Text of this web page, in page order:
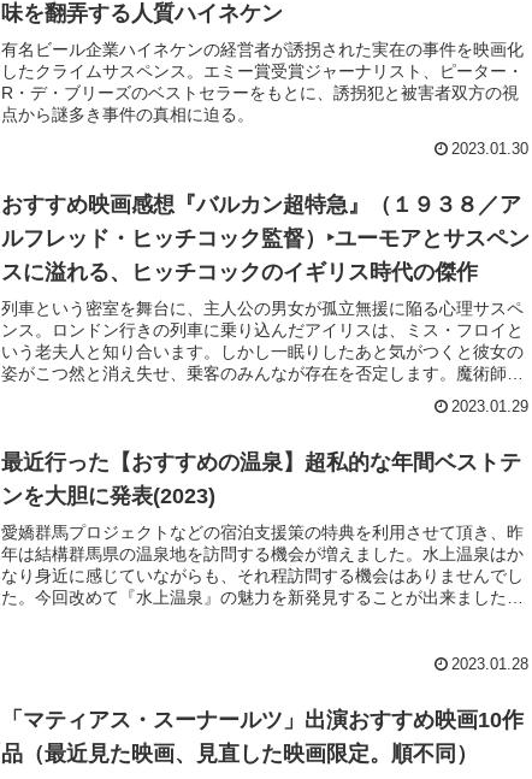
味を翻弄する人質ハイネケン
有名ビール企業ハイネケンの経営者が誘拐された実在の事件を映画化
したクライムサスペンス。エミー賞受賞ジャーナリスト、ピーター・
R・デ・ブリーズのベストセラーをもとに、誘拐犯と被害者双方の視
点から謎多き事件の真相に迫る。
2023.01.30
おすすめ映画感想『バルカン超特急』（１９３８／ア
ルフレッド・ヒッチコック監督）‣ユーモアとサスペン
スに溢れる、ヒッチコックのイギリス時代の傑作
列車という密室を舞台に、主人公の男女が孤立無援に陥る心理サスペ
ンス。ロンドン行きの列車に乗り込んだアイリスは、ミス・フロイと
いう老夫人と知り合います。しかし一眠りしたあと気がつくと彼女の
姿がこつ然と消え失せ、乗客のみんなが存在を否定します。魔術師や
年ギルバートと共に彼女の捜索を始めますが……。イギリス時代を代
浴びた作品だという。
2023.01.29
最近行った【おすすめの温泉】超私的な年間ベストテ
ンを大胆に発表(2023)
愛嬌群馬プロジェクトなどの宿泊支援策の特典を利用させて頂き、昨
年は結構群馬県の温泉地を訪問する機会が増えました。水上温泉はか
なり身近に感じていながらも、それ程訪問する機会はありませんでし
た。今回改めて『水上温泉』の魅力を新発見することが出来ました。
も無く、温泉が楽しめる日が来ることを願わずに入られません…過去
ましたが、それぞれ個性が溢れる、素晴らしく、とても甲乙つけがた
い宿ばかりです。是非、次回の旅行の参考にしてみてください。
2023.01.28
「マティアス・スーナールツ」出演おすすめ映画10作
品（最近見た映画、見直した映画限定。順不同）